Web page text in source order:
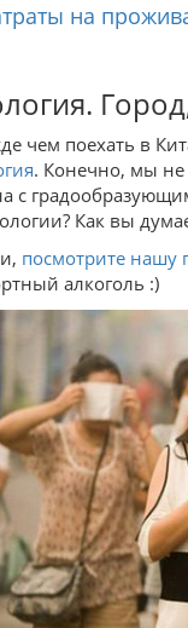
на
чем поехать в
. Конечно, мы не
с
Как вы
посмотрите нашу
алкоголь :)